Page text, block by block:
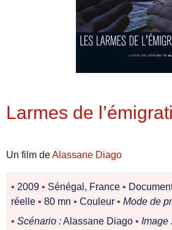
Larmes de
Un film deAlassane Diago
• 2009 • Sénégal, France •
réelle • 80 mn • Couleur • Mode de
• Scénario :Alassane Diago • Image